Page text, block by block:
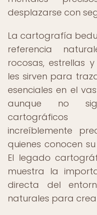
desplazarse con
La cartografía
referencia
rocosas, estrellas
les sirven para
esenciales en el
aunque no
cartográficos
increíblemente
quienes conocen
El legado
muestra la
directa del
naturales para